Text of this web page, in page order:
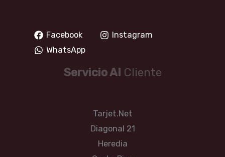
Facebook
Instagram
WhatsApp
Servicio Al Cliente
Tarjet.Net
Diagonal 21
Heredia